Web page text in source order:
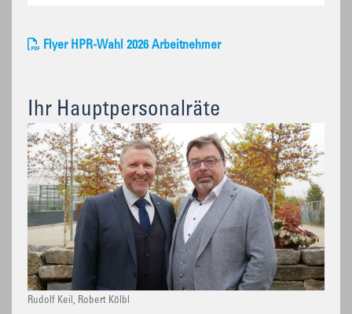
Flyer HPR-Wahl 2026 Arbeitnehmer
Ihr Hauptpersonalräte
Rudolf Keil, Robert Kölbl